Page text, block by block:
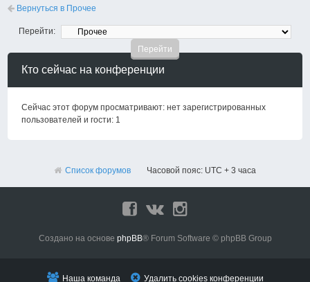
Вернуться в Прочее
Перейти:
Кто сейчас на конференции
Сейчас этот форум просматривают: нет зарегистрированных
пользователей и гости: 1
Список форумов Часовой пояс: UTC + 3 часа
Создано на основе phpBB® Forum Software © phpBB Group
Наша команда Удалить cookies конференции